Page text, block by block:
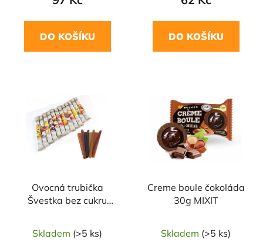
DO KOŠÍKU DO KOŠÍKU
Ovocná trubička
Švestka bez cukru
Skladem (>5 ks)
Creme boule čokoláda
30g MIXIT
Skladem (>5 ks)